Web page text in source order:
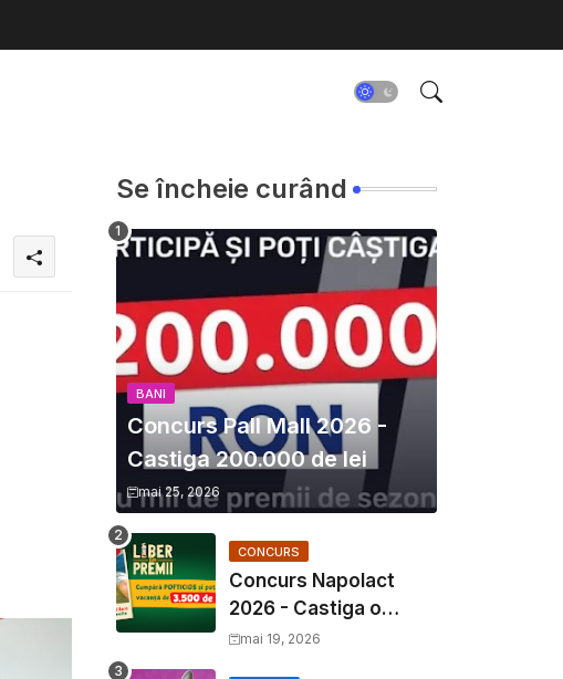
Se încheie curând
BANI
Concurs Pall Mall 2026 -
Castiga 200.000 de lei
mai 25, 2026
CONCURS
Concurs Napolact
2026 - Castiga o
Vacanta de Familie de
mai 19, 2026